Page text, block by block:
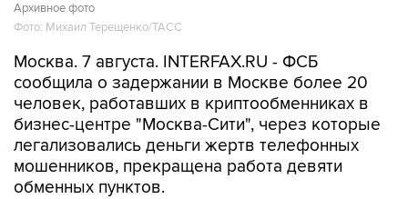
Архивное фото
Фото: Михаил Терещенко/ТАСС
Москва. 7 августа. INTERFAX.RU - ФСБ
сообщила о задержании в Москве более 20
человек, работавших в криптообменниках в
бизнес-центре "Москва-Сити", через которые
легализовались деньги жертв телефонных
мошенников, прекращена работа девяти
обменных пунктов.